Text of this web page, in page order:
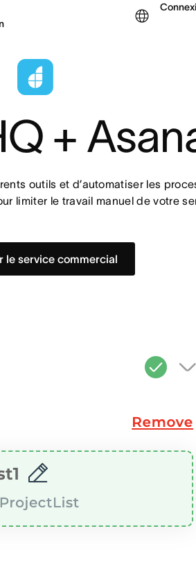
+
outils et d’automatiser les
limiter le travail manuel de votre
le service commercial